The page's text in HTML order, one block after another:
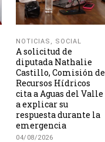
NOTICIAS , SOCIAL
A solicitud de
diputada Nathalie
Castillo, Comisión de
Recursos Hídricos
cita a Aguas del Valle
a explicar su
respuesta durante la
emergencia
04/08/2026